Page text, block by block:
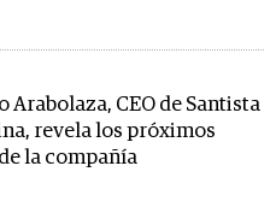
Arabolaza, CEO de Santista
revela los próximos
la compañía